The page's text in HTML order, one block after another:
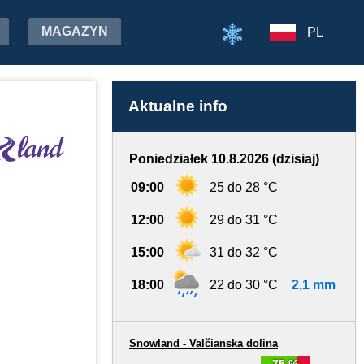
MAGAZYN PL
Aktualne info
Poniedziałek 10.8.2026 (dzisiaj)
09:00 25 do 28 °C
12:00 29 do 31 °C
15:00 31 do 32 °C
18:00 22 do 30 °C 2,1 mm
Snowland - Valčianska dolina